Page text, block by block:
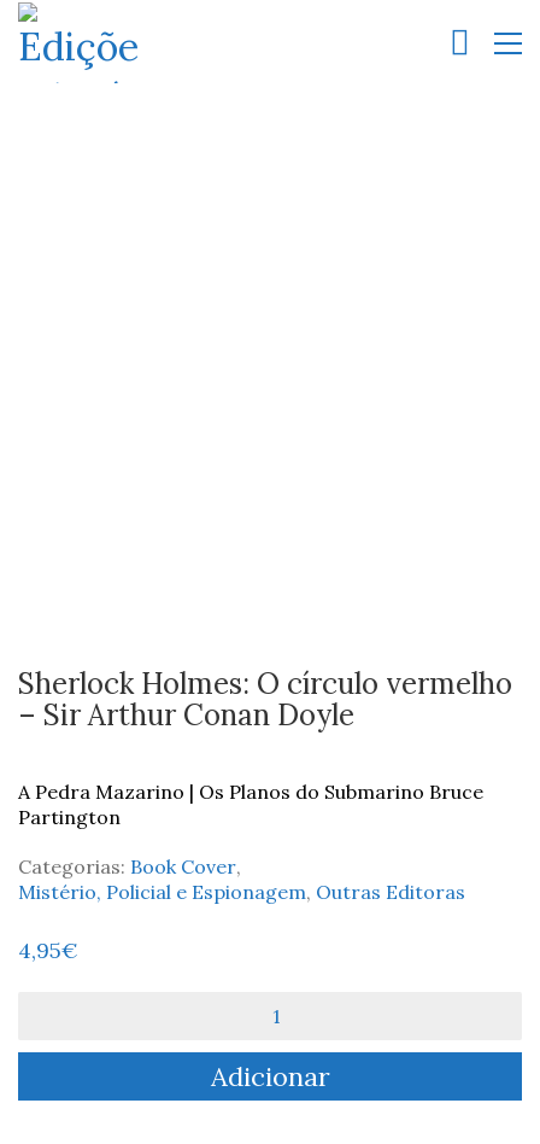
Sherlock Holmes: O círculo vermelho
– Sir Arthur Conan Doyle
A Pedra Mazarino | Os Planos do Submarino Bruce
Partington
Categorias: Book Cover,
Mistério, Policial e Espionagem, Outras Editoras
4,95€
Sherlock
O
Adicionar